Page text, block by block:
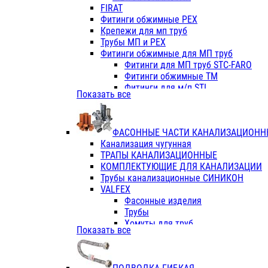
Фитинги ПП белые
Фитинги ПП белые
Фитинги ППс металл.белые
VALFEX
Трубы PE-RT
Трубы ПП водопровод белые
Трубы ПП водопровод серые
Трубы армированные
Трубы армированные
Фитинги с металл. серые
Фитинги ПП (серые)
Фитинги ПП белые
Краны
Фитинги ПП (белые)
Фитинги ПП с металлом белые
ПК КОНТУР
Краны полипропиленовые
Трубы полипропиленивые
FIRAT
Фитинги обжимные PEX
Крепежи для мп труб
Трубы МП и PEX
Фитинги обжимные для МП труб
Фитинги для МП труб STC-FARO
Фитинги обжимные ТМ
Фитинги для м/п STI
Фитинги для МП труб TITAN
TK
VALFEX
Показать все
ФАСОННЫЕ ЧАСТИ
Канализация чугунная
ТРАПЫ КАНАЛИЗАЦИОННЫЕ
КОМПЛЕКТУЮЩИЕ ДЛЯ КАНАЛИЗАЦИИ
Трубы канализационные СИНИКОН
VALFEX
Фасонные изделия
Трубы
Хомуты для труб
ПВХ (стройполимер)
Показать все